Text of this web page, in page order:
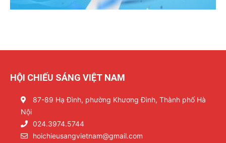
HỘI CHIẾU SÁNG VIỆT NAM
87-89 Hạ Đình, phường Khương Đình, Thành phố Hà
Nội
024.3974.5744
hoichieusangvietnam@gmail.com